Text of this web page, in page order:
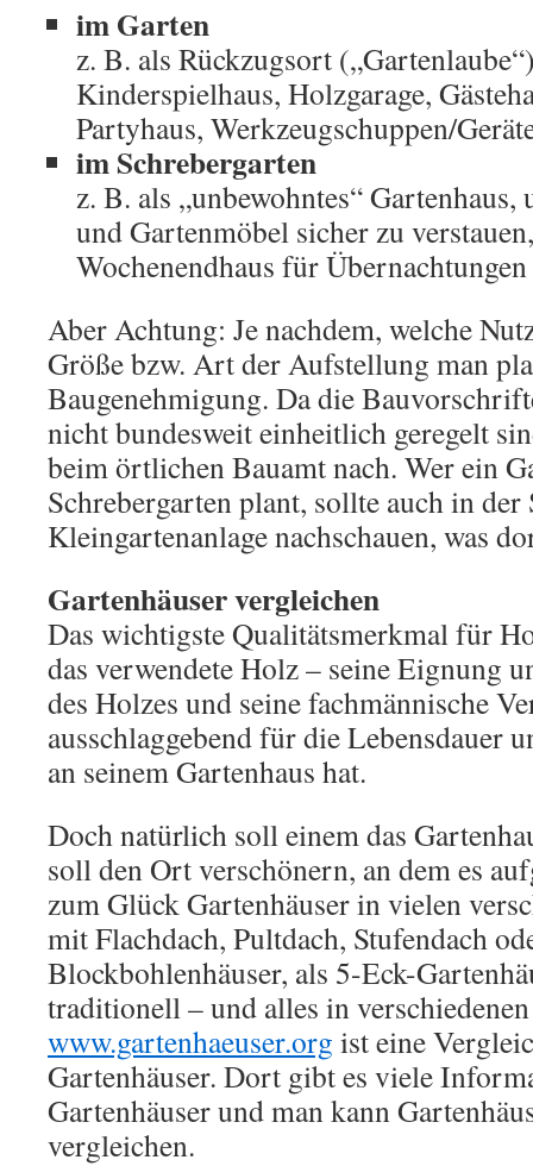
im Garten
z. B. als Rückzugsort
Kinderspielhaus, Holzgarage,
Partyhaus, Werkzeugschuppen/
im Schrebergarten
z. B. als „unbewohntes“
und Gartenmöbel sicher zu
Wochenendhaus für Übernachtungen
Aber Achtung: Je nachdem, welche
Größe bzw. Art der Aufstellung man
Baugenehmigung. Da die
nicht bundesweit einheitlich geregelt
beim örtlichen Bauamt nach. Wer ein
Schrebergarten plant, sollte auch in der
Kleingartenanlage nachschauen, was
Gartenhäuser vergleichen
Das wichtigste Qualitätsmerkmal für
das verwendete Holz – seine Eignung
des Holzes und seine fachmännische
ausschlaggebend für die Lebensdauer
an seinem Gartenhaus hat.
Doch natürlich soll einem das
soll den Ort verschönern, an dem es
zum Glück Gartenhäuser in vielen
mit Flachdach, Pultdach, Stufendach
Blockbohlenhäuser, als 5-Eck-
traditionell – und alles in
www.gartenhaeuser.org ist eine
Gartenhäuser. Dort gibt es viele
Gartenhäuser und man kann
vergleichen.